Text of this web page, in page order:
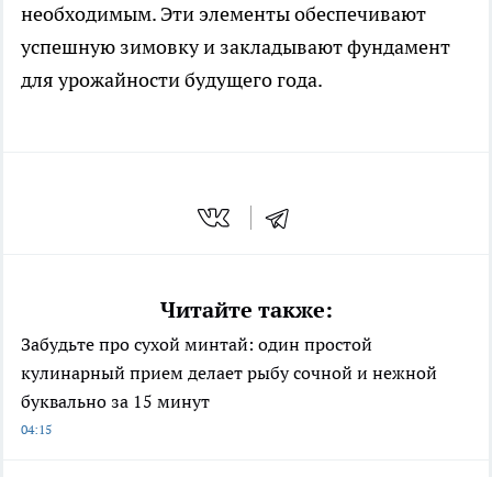
необходимым. Эти элементы обеспечивают
успешную зимовку и закладывают фундамент
для урожайности будущего года.
Читайте также:
Забудьте про сухой минтай: один простой
кулинарный прием делает рыбу сочной и нежной
буквально за 15 минут
04:15